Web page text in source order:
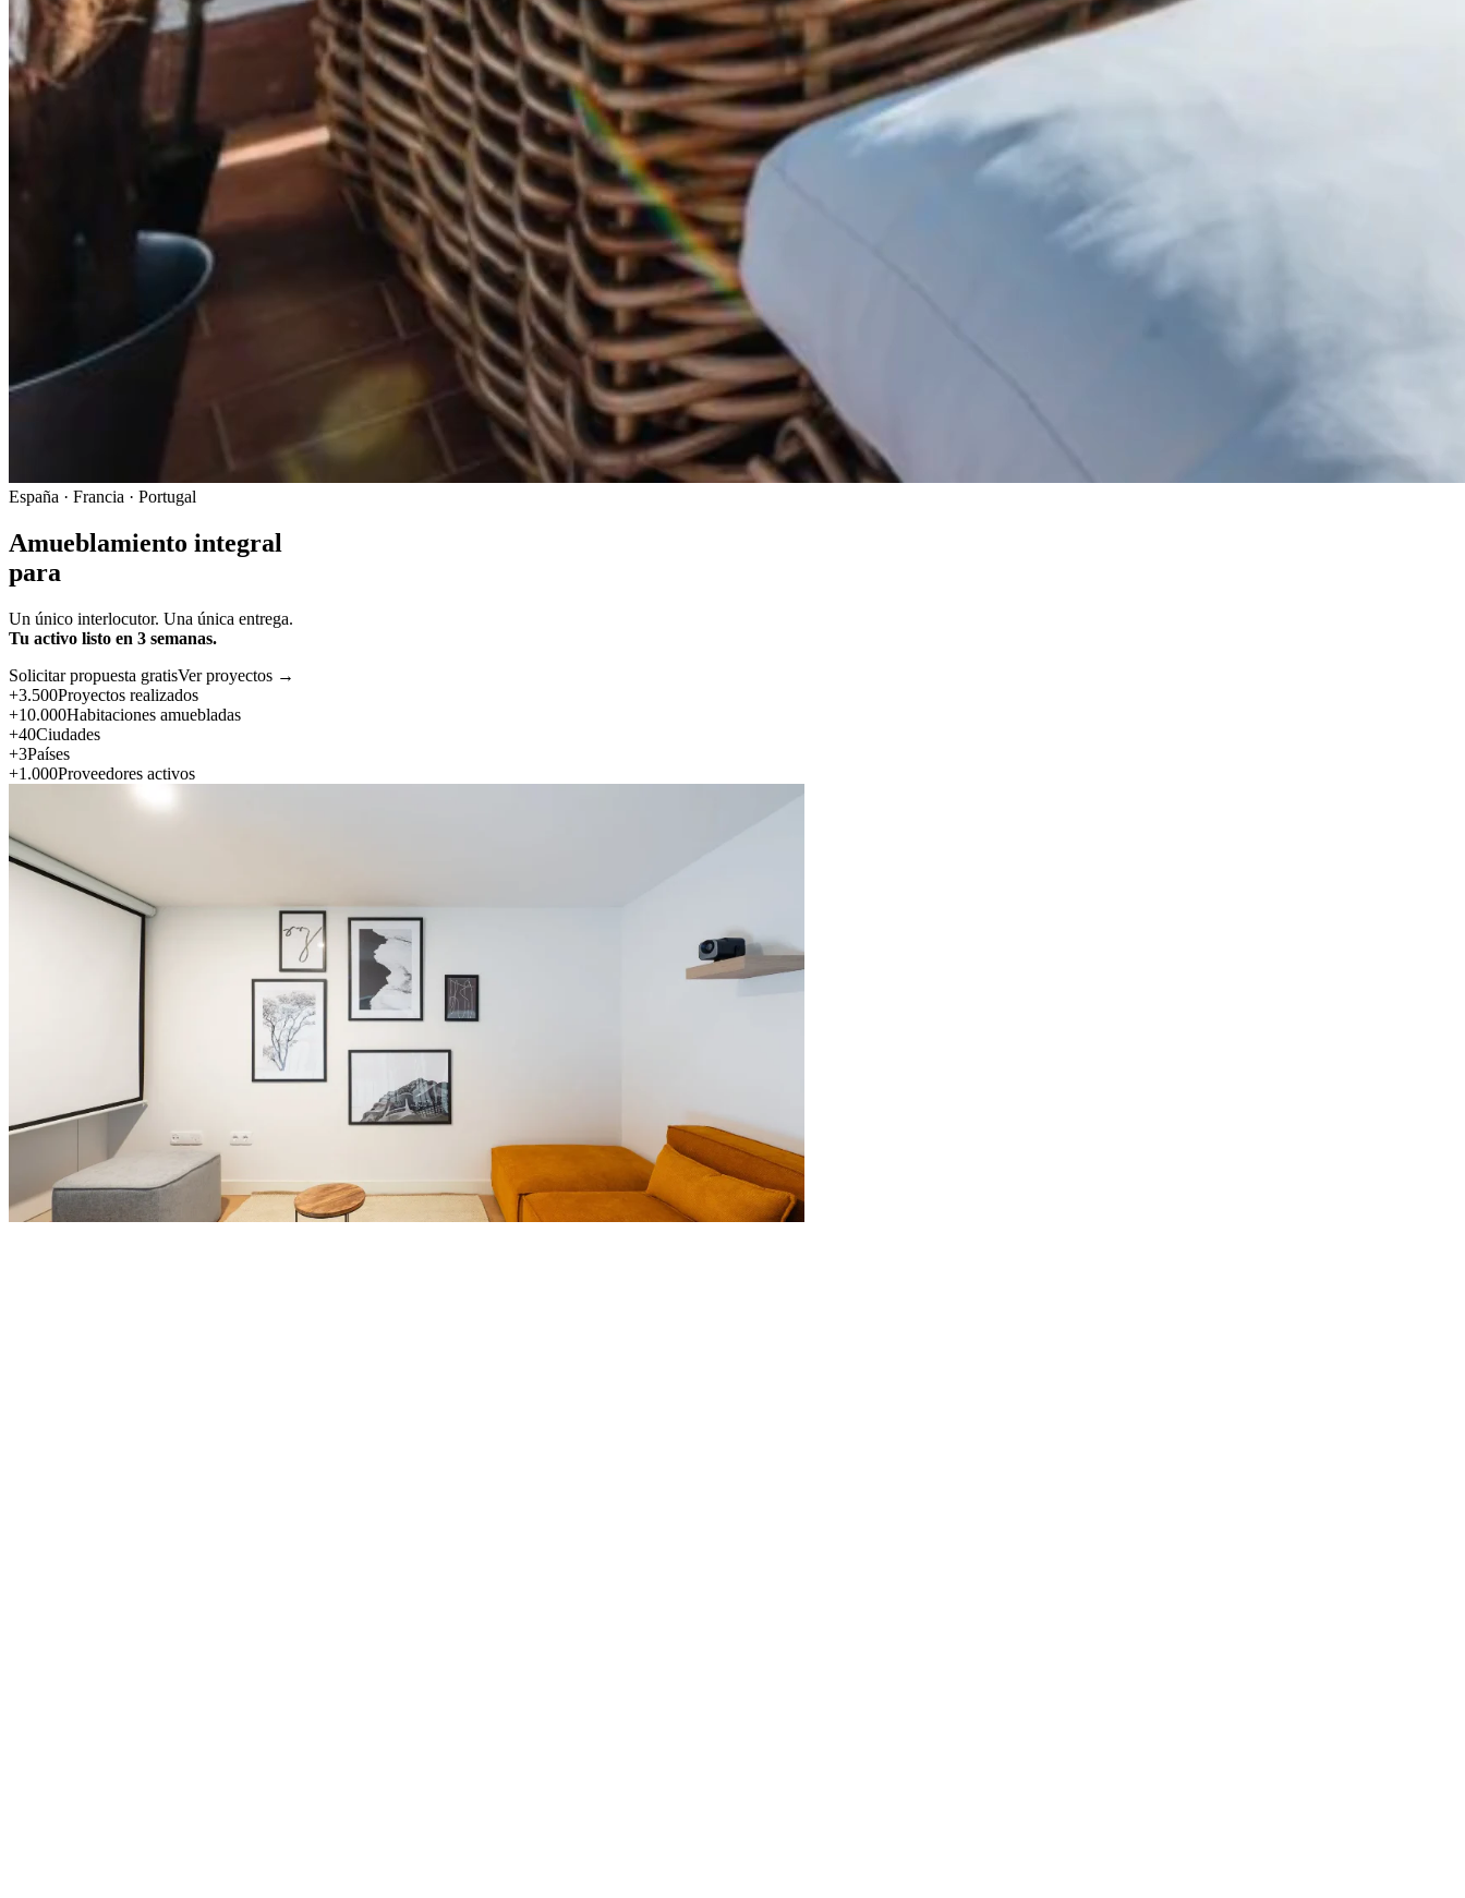
España · Francia · Portugal
Amueblamiento integral
para
Un único interlocutor. Una única entrega.
Tu activo listo en 3 semanas.
Solicitar propuesta gratisVer proyectos →
+3.500Proyectos realizados
+10.000Habitaciones amuebladas
+40Ciudades
+3Países
+1.000Proveedores activos